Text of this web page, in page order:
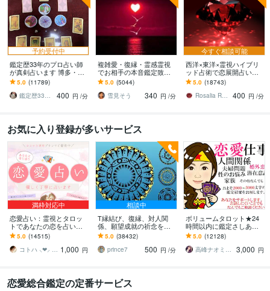
予約受付中
鑑定歴33年のプロ占い師
が真剣占います 博多・廓
屋の純血統占い祈願師
雷鳥
5.0 (11789)
鑑定歴33年のプロ占い師 雷鳥
400 円 /分
複雑愛・復縁・霊感霊視
でお相手の本音鑑定致し
ます 降りて来た言葉をそ
のままお伝えします。
5.0 (5044)
雪見そう
340 円 /分
今すぐ相談可能
西洋×東洋×霊視ハイブリ
ッド占術で恋展開占いま
す 恋の現状・進展❤️お相
手の本心に迫ります
5.0 (18743)
Rosalia Rubino
400 円 /分
お気に入り登録が多いサービス
満枠対応中
恋愛占い：霊視とタロッ
トであなたの恋を占いま
す 復縁・片想い・複雑
愛・夫婦問題…お悩みに
優しく寄り添います♡
5.0 (14515)
コトハ ⸜❤︎⸝ 新サービス提供開始✨️ 1,000 円
相談中
T縁結び、復縁、対人関
係、願望成就の祈念を承
ります 対象者の思いと状
況、対象者との対話、祈
念
5.0 (38432)
prince7
500 円 /分
ボリュームタロット★24
時間以内に鑑定さしあげ
ます 3000文字以上の鑑定
★希望者のみ一部カード
開示サービスあり
5.0 (12128)
高峰ナオミ タロット占い師
3,000 円
恋愛総合鑑定の定番サービス